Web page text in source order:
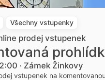
Všechny vstupenky
prodej vstupenek
· Zámek Žinkovy
vstupenek na